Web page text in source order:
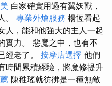
白家確實用過有翼妖獸，
。 專業外燴服務 楊恆看起
人，能和他強大的主人一起
實力。 惡魔之中，也有不
經老了。 按摩店選擇 他們
時間累積經驗，將魔修提升
陳稚瑤就彷彿是一種無敵